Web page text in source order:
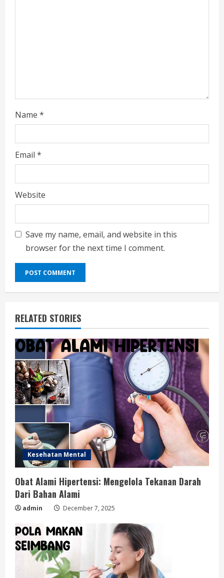
Name *
Email *
Website
Save my name, email, and website in this
browser for the next time I comment.
RELATED STORIES
Kesehatan Mental
Obat Alami Hipertensi: Mengelola Tekanan Darah
Dari Bahan Alami
admin December 7, 2025